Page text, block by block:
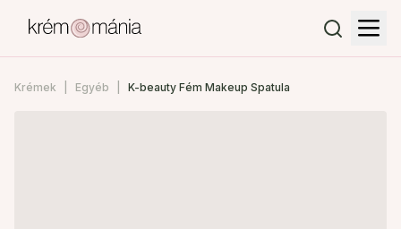
Krémek Egyéb K-beauty Fém Makeup Spatula